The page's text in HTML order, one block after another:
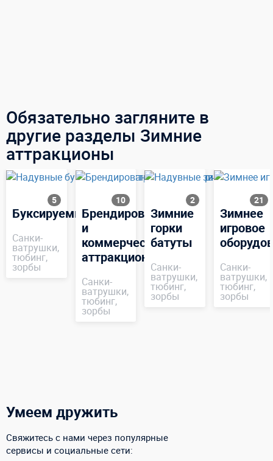
Обязательно загляните в
другие разделы Зимние
аттракционы
5
Буксируемые
Санки-
ватрушки,
тюбинг,
зорбы
10
Брендированные
и
коммерческие
аттракционы
Санки-
ватрушки,
тюбинг,
зорбы
2
Зимние
горки
батуты
Санки-
ватрушки,
тюбинг,
зорбы
21
Зимнее
игровое
Санки-
ватрушки,
тюбинг,
зорбы
Умеем дружить
Свяжитесь с нами через популярные
сервисы и социальные сети: